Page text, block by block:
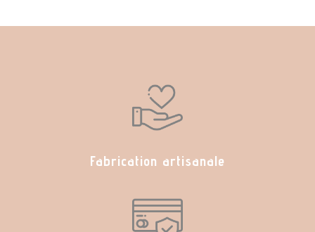
Fabrication artisanale